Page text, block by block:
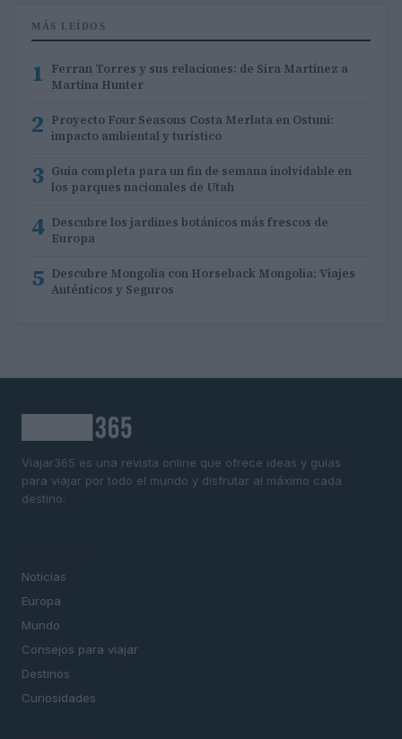
MÁS LEÍDOS
1 Ferran Torres y sus relaciones: de Sira Martínez a
Martina Hunter
2 Proyecto Four Seasons Costa Merlata en Ostuni:
impacto ambiental y turístico
3 Guía completa para un fin de semana inolvidable en
los parques nacionales de Utah
4 Descubre los jardines botánicos más frescos de
Europa
5 Descubre Mongolia con Horseback Mongolia: Viajes
Auténticos y Seguros
Viajar365 es una revista online que ofrece ideas y guías
para viajar por todo el mundo y disfrutar al máximo cada
destino.
Noticias
Europa
Mundo
Consejos para viajar
Destinos
Curiosidades